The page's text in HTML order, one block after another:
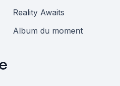
Reality Awaits
Album du moment